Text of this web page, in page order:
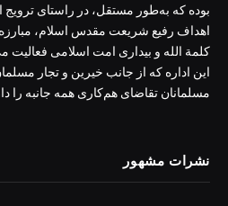
بوده که به‌طور مستقل، در راستای
اهداف رفیع شریعت مقدس اسلام،
کلمة الله و بیداری امت اسلامی فعالیت
این اداره که از جانب خیرین و تجار
مسلمانان تقاضای هم‌کاری همه جانبه را
نشرات مشهور